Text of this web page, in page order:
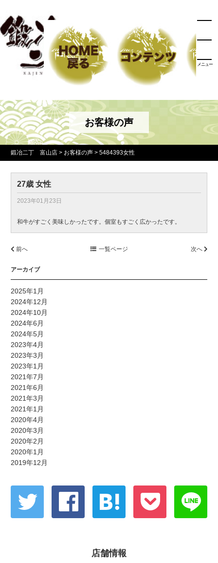
メニュー
お客様の声
鍛冶二丁 富山店 > お客様の声 >5484393女性
27歳 女性
2023年01月23日
和牛がすごく美味しかったです。個室もすごく広かったです。
前へ 一覧ページ 次へ
アーカイブ
2025年1月
2024年12月
2024年10月
2024年6月
2024年5月
2023年4月
2023年3月
2023年1月
2021年7月
2021年6月
2021年3月
2021年1月
2020年4月
2020年3月
2020年2月
2020年1月
2019年12月
店舗情報